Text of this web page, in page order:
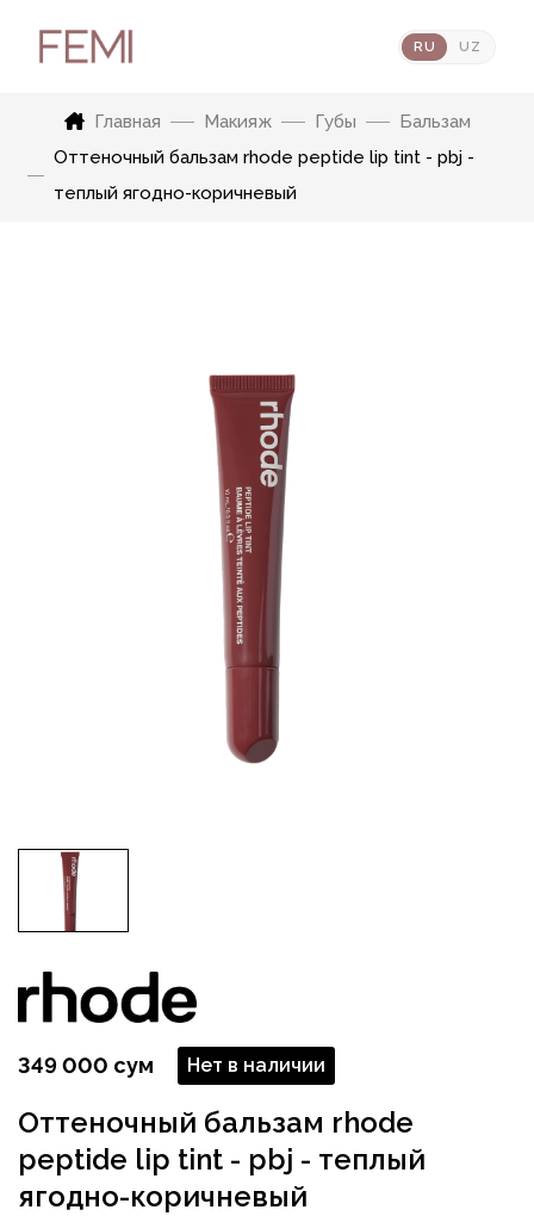
RU UZ
Главная Макияж Губы
Бальзам
Оттеночный бальзам rhode peptide lip tint - pbj -
теплый ягодно-коричневый
349 000 сум Нет в наличии
Оттеночный бальзам rhode
peptide lip tint - pbj - теплый
ягодно-коричневый